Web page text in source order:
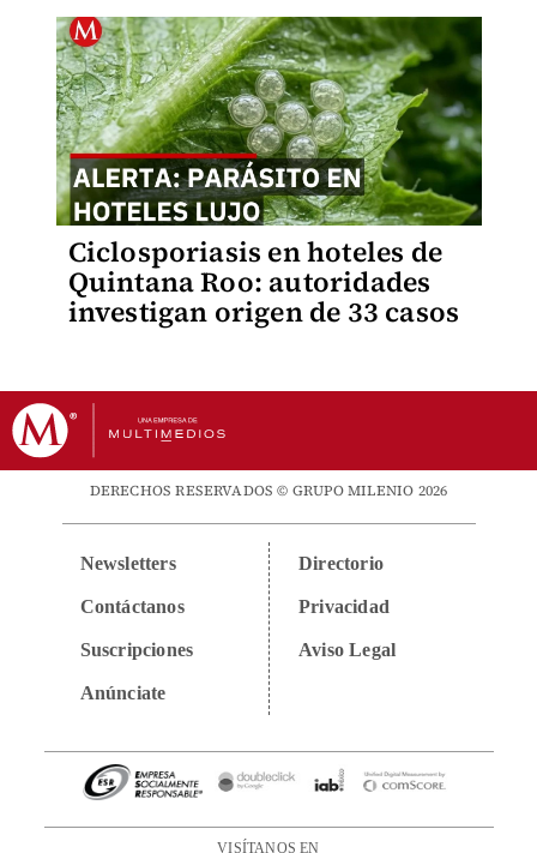
Ciclosporiasis en hoteles de
Quintana Roo: autoridades
investigan origen de 33 casos
DERECHOS RESERVADOS © GRUPO MILENIO 2026
Newsletters
Contáctanos
Suscripciones
Anúnciate
Directorio
Privacidad
Aviso Legal
VISÍTANOS EN